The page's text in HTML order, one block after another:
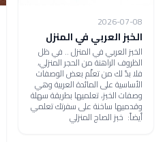
2026-07-08
الخبز العربي في المنزل
الخبز العربي في المنزل .. في ظل
الظروف الراهنة من الحجر المنزلي،
فلا بدّ لك من تعلّم بعض الوصفات
الأساسية على المائدة العربية وهي
وصفات الخبز، تعلميها بطريقة سهلة
وقدميها ساخنة على سفرتك تعلمي
أيضاً: خبز الصاج المنزلي